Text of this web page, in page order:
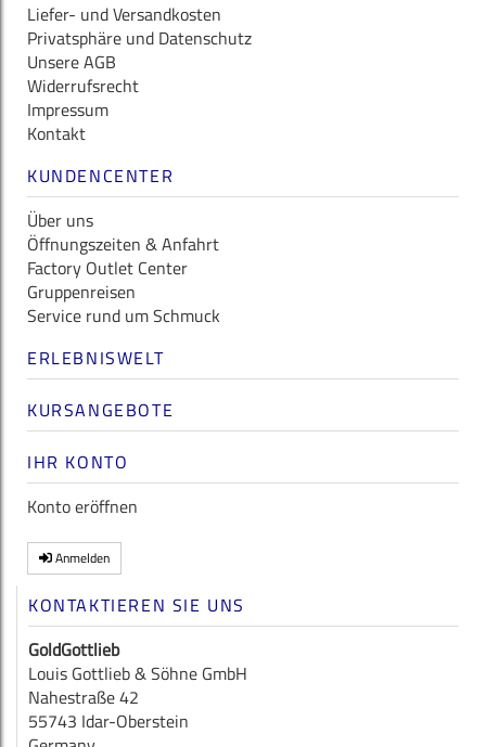
Liefer- und Versandkosten
Privatsphäre und Datenschutz
Unsere AGB
Widerrufsrecht
Impressum
Kontakt
KUNDENCENTER
Über uns
Öffnungszeiten & Anfahrt
Factory Outlet Center
Gruppenreisen
Service rund um Schmuck
ERLEBNISWELT
KURSANGEBOTE
IHR KONTO
Konto eröffnen
Anmelden
KONTAKTIEREN SIE UNS
GoldGottlieb
Louis Gottlieb & Söhne GmbH
Nahestraße 42
55743 Idar-Oberstein